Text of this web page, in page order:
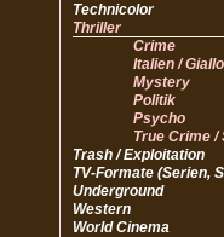
Technicolor
Thriller
Crime
Italien / Giallo
Mystery
Politik
Psycho
True Crime
Trash / Exploitation
TV-Formate (Serien,
Underground
Western
World Cinema